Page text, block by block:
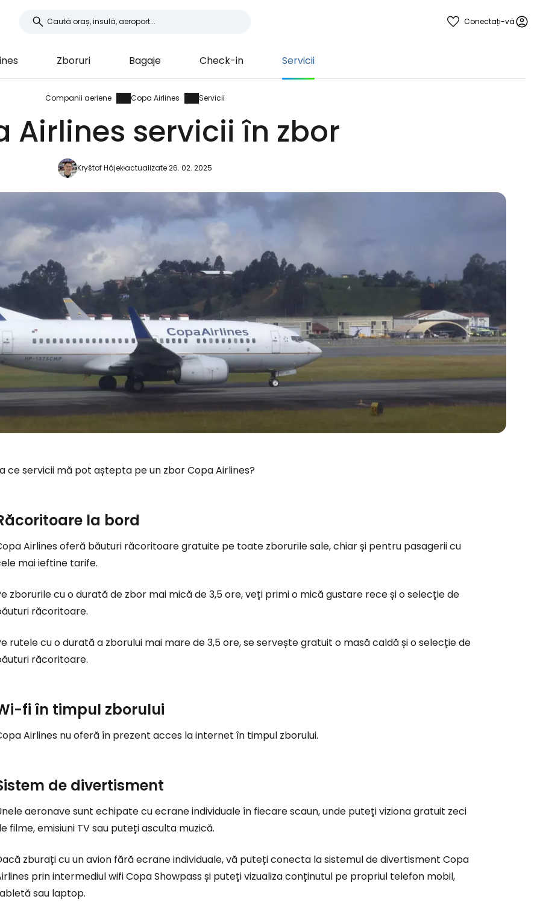
Conectați-vă
Zboruri Bagaje Check-in Servicii
Companii aeriene Copa Airlines Servicii
Airlines servicii în zbor
Kryštof Hájekactualizate 26. 02. 2025
ce servicii mă pot aștepta pe un zbor Copa Airlines?
la bord
Airlines oferă băuturi răcoritoare gratuite pe toate zborurile sale, chiar și pentru pasagerii cu
mai ieftine tarife.
zborurile cu o durată de zbor mai mică de 3,5 ore, veți primi o mică gustare rece și o selecție de
răcoritoare.
rutele cu o durată a zborului mai mare de 3,5 ore, se servește gratuit o masă caldă și o selecție de
răcoritoare.
fi în timpul zborului
Airlines nu oferă în prezent acces la internet în timpul zborului.
de divertisment
aeronave sunt echipate cu ecrane individuale în fiecare scaun, unde puteți viziona gratuit zeci
filme, emisiuni TV sau puteți asculta muzică.
zburați cu un avion fără ecrane individuale, vă puteți conecta la sistemul de divertisment Copa
prin intermediul wifi Copa Showpass și puteți vizualiza conținutul pe propriul telefon mobil,
sau laptop.
Conectați-vă la Cestee
... comunitatea mondială a călătorilor
Continuați cu Google
Continuați cu e-mailul